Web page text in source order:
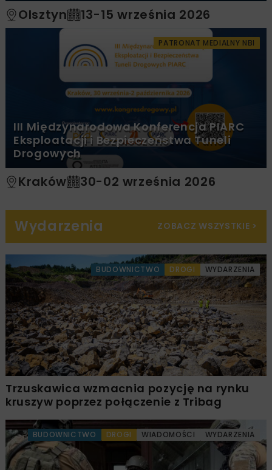
Olsztyn 13-15 września 2026
III Międzynarodowa Konferencja PIARC
Eksploatacji i Bezpieczeństwa Tuneli
Drogowych
PATRONAT MEDIALNY NBI
Kraków 30-02 września 2026
Wydarzenia ZOBACZ WSZYSTKIE >
BUDOWNICTWO DROGI WYDARZENIA
Trzuskawica wzmacnia pozycję na rynku
kruszyw poprzez połączenie z Tribag
BUDOWNICTWO DROGI WIADOMOŚCI WYDARZENIA